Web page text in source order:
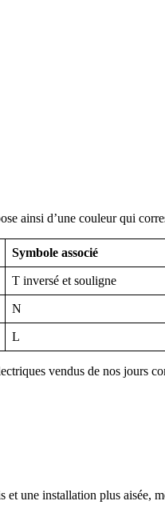
ainsi d’une couleur qui
Symbole associé
T inversé et souligne
N
L
vendus de nos jours
une installation plus aisée,